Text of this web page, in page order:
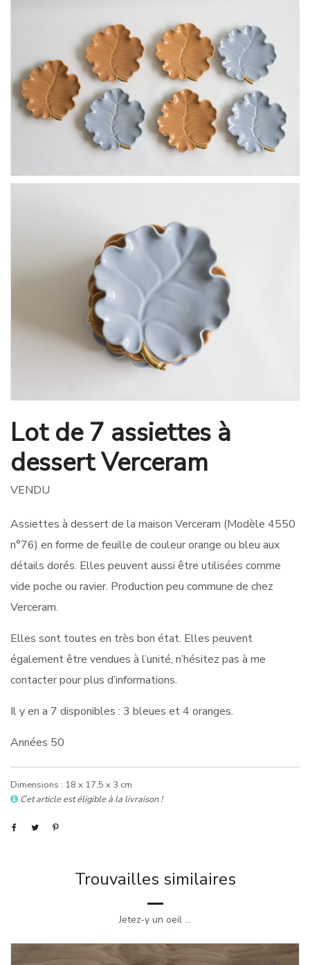
Lot de 7 assiettes à
dessert Verceram
VENDU
Assiettes à dessert de la maison Verceram (Modèle 4550
n°76) en forme de feuille de couleur orange ou bleu aux
détails dorés. Elles peuvent aussi être utilisées comme
vide poche ou ravier. Production peu commune de chez
Verceram.
Elles sont toutes en très bon état. Elles peuvent
également être vendues à l’unité, n’hésitez pas à me
contacter pour plus d’informations.
Il y en a 7 disponibles : 3 bleues et 4 oranges.
Années 50
Dimensions : 18 x 17,5 x 3 cm
Cet article est éligible à la livraison !
Trouvailles similaires
Jetez-y un oeil ...